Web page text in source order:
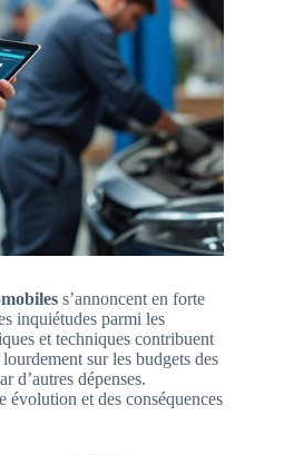
s’annoncent en forte
inquiétudes parmi les
et techniques contribuent
sur les budgets des
d’autres dépenses.
évolution et des conséquences